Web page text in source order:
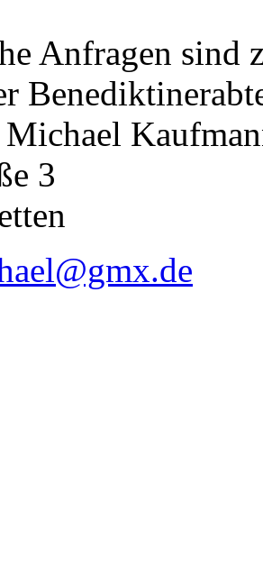
Anfragen sind
Michael
3